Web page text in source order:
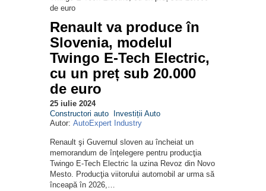
Renault va produce în
Slovenia, modelul
Twingo E-Tech Electric,
cu un preț sub 20.000
de euro
25 iulie 2024
Constructori auto
Investiții Auto
Autor: AutoExpert Industry
Renault şi Guvernul sloven au încheiat un
memorandum de înţelegere pentru producţia
Twingo E-Tech Electric la uzina Revoz din Novo
Mesto. Producţia viitorului automobil ar urma să
înceapă în 2026,…